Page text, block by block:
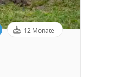
12 Monate